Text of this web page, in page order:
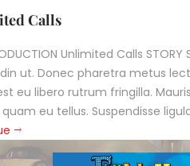
Calls
Unlimited Calls
ut. Donec pharetra metus
eu libero rutrum fringilla.
eu tellus. Suspendisse